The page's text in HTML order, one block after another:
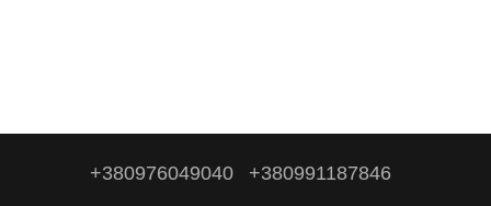
+380976049040 +380991187846